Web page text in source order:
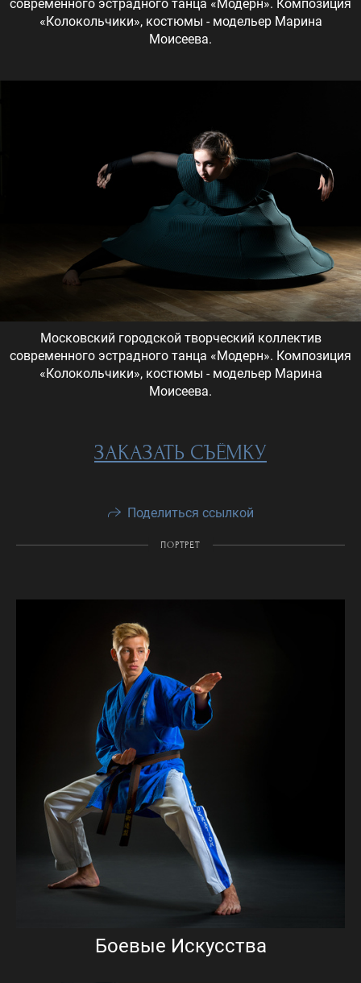
современного эстрадного танца «Модерн». Композиция
«Колокольчики», костюмы - модельер Марина
Моисеева.
Московский городской творческий коллектив
современного эстрадного танца «Модерн». Композиция
«Колокольчики», костюмы - модельер Марина
Моисеева.
ЗАКАЗАТЬ СЪЁМКУ
Поделиться ссылкой
ПОРТРЕТ
Боевые Искусства